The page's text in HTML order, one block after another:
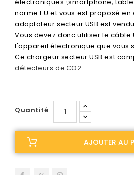
électroniques (smartphone,
norme EU et vous est proposé
adaptateur secteur USB est
Vous devez donc utiliser le câble
l'appareil électronique que vous
Ce chargeur secteur USB est
détecteurs de CO2.
Quantité
AJOUTER AU